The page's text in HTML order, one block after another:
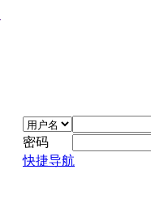
密码
快捷导航